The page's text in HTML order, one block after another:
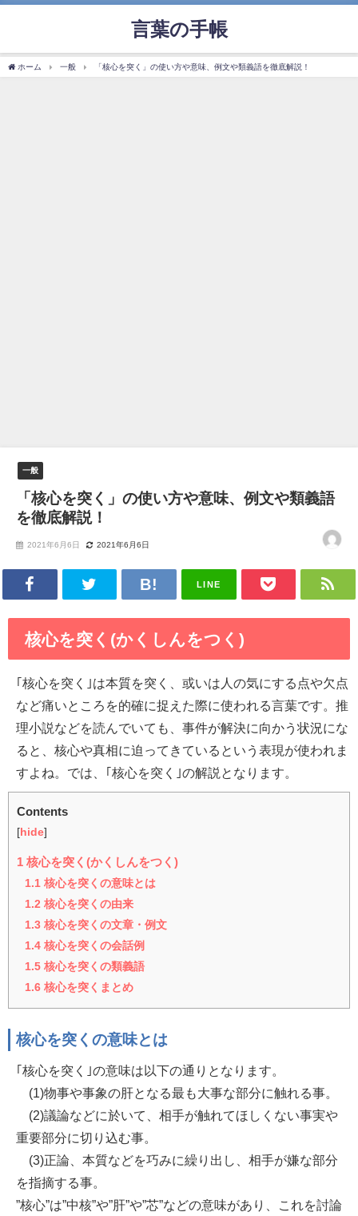
言葉の手帳
ホーム 一般 「核心を突く」の使い方や意味、例文や類義語を徹底解説！
一般
「核心を突く」の使い方や意味、例文や類義語
を徹底解説！
2021年6月6日 2021年6月6日
LINE
核心を突く(かくしんをつく)
｢核心を突く｣は本質を突く、或いは人の気にする点や欠点
など痛いところを的確に捉えた際に使われる言葉です。推
理小説などを読んでいても、事件が解決に向かう状況にな
ると、核心や真相に迫ってきているという表現が使われま
すよね。では、｢核心を突く｣の解説となります。
Contents
[ hide]
1 核心を突く(かくしんをつく)
1.1 核心を突くの意味とは
1.2 核心を突くの由来
1.3 核心を突くの文章・例文
1.4 核心を突くの会話例
1.5 核心を突くの類義語
1.6 核心を突くまとめ
核心を突くの意味とは
｢核心を突く｣の意味は以下の通りとなります。
(1)物事や事象の肝となる最も大事な部分に触れる事。
(2)議論などに於いて、相手が触れてほしくない事実や
重要部分に切り込む事。
(3)正論、本質などを巧みに繰り出し、相手が嫌な部分
を指摘する事。
”核心”は”中核”や”肝”や”芯”などの意味があり、これを討論